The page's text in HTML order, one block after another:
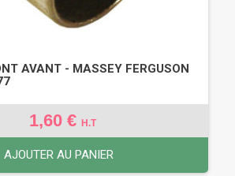
AVANT - MASSEY FERGUSON
1,60 € H.T
AJOUTER AU PANIER